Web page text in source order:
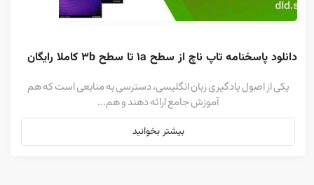
دانلود پاسخنامه تاپ ناچ از سطح 1a تا سطح 3b کاملا رایگان
یکی از اصول یادگیری زبان انگلیسی، دسترسی به منابعی است که هم
آموزش جامع ارائه دهند و هم...
بیشتر بخوانید